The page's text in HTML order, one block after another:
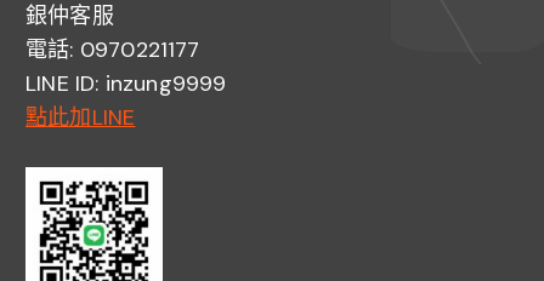
銀仲客服
電話: 0970221177
LINE ID: inzung9999
點此加LINE